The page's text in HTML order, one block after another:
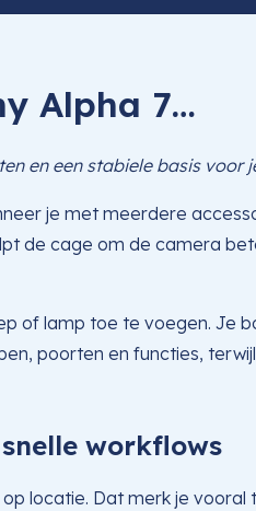
Alpha 7…
en een stabiele basis voor
je met meerdere
de cage om de camera
of lamp toe te voegen. Je
poorten en functies,
workflows
locatie. Dat merk je vooral